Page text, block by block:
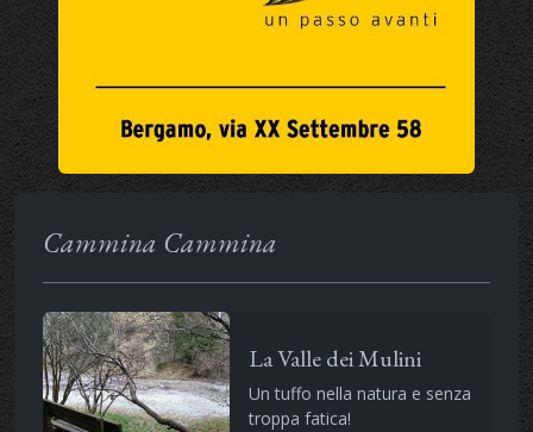
Cammina Cammina
La Valle dei Mulini
Un tuffo nella natura e senza
troppa fatica!